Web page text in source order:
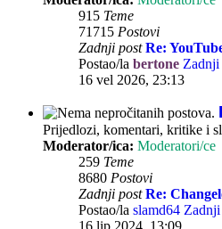
915 Teme
71715 Postovi
Zadnji post Re:
Postao/la bertone Zadnji
16 vel 2026, 23:13
Prijedlozi, komentari, kritike i
Moderator/ica: Moderatori/ce
259 Teme
8680 Postovi
Zadnji post Re:
Postao/la slamd64 Zadnji